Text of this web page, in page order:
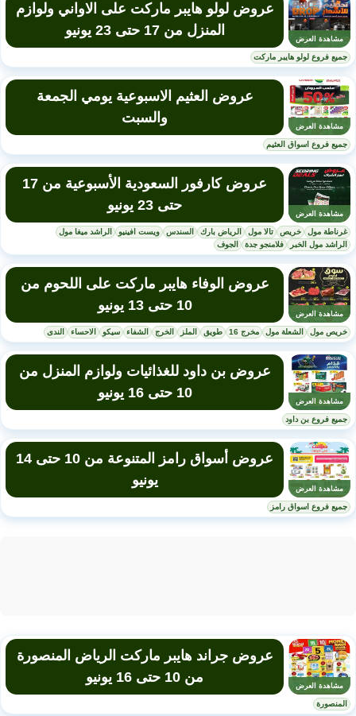
مشاهدة العرض
عروض لولو هايبر ماركت على الاواني ولوازم
المنزل من 17 حتى 23 يونيو
جميع فروع لولو هايبر ماركت
مشاهدة العرض
عروض العثيم الاسبوعية يومي الجمعة
والسبت
جميع فروع اسواق العثيم
مشاهدة العرض
عروض كارفور السعودية الأسبوعية من 17
حتى 23 يونيو
غرناطة مول خريص تالا مول الرياض بارك السندس ويست افينيو
الراشد ميغا مول
الراشد مول الخبر
فلامنجو جدة الجوف
مشاهدة العرض
عروض الوفاء هايبر ماركت على اللحوم من
10 حتى 13 يونيو
خريص مول الشعلة مول مخرج 16 طويق الملز الخرج الشفاء سيكو الاحساء الندى
مشاهدة العرض
عروض بن داود للغذائيات ولوازم المنزل من
10 حتى 16 يونيو
جميع فروع بن داود
مشاهدة العرض
عروض أسواق رامز المتنوعة من 10 حتى 14
يونيو
جميع فروع اسواق رامز
مشاهدة العرض
عروض جراند هايبر ماركت الرياض المنصورة
من 10 حتى 16 يونيو
المنصورة